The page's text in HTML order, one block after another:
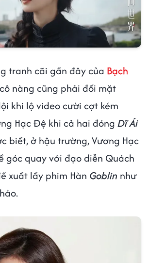
tranh cãi gần đây của Bạch
nàng cũng phải đối mặt
khi lộ video cười cợt kém
Hạc Đệ khi cả hai đóng Dĩ Ái
biết, ở hậu trường, Vương Hạc
góc quay với đạo diễn Quách
xuất lấy phim Hàn Goblin như